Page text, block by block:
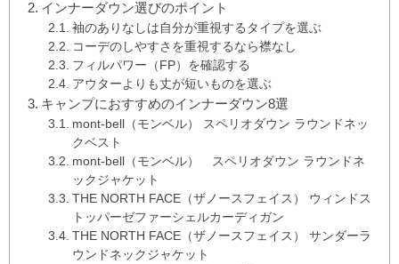
インナーダウン選びのポイント
袖のありなしは自分が重視するタイプを選ぶ
コーデのしやすさを重視するなら襟なし
フィルパワー（FP）を確認する
アウターよりも丈が短いものを選ぶ
キャンプにおすすめのインナーダウン8選
mont-bell（モンベル） スペリオダウン ラウンドネッ
クベスト
mont-bell（モンベル） スペリオダウン ラウンドネ
ックジャケット
THE NORTH FACE（ザノースフェイス） ウィンドス
トッパーゼファーシェルカーディガン
THE NORTH FACE（ザノースフェイス） サンダーラ
ウンドネックジャケット